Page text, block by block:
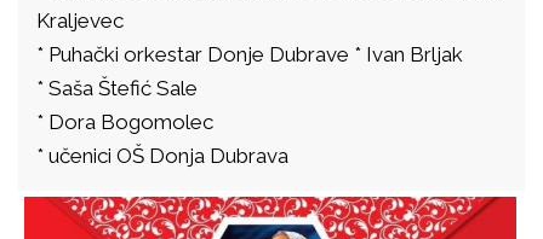
Kraljevec
* Puhački orkestar Donje Dubrave * Ivan Brljak
* Saša Štefić Sale
* Dora Bogomolec
* učenici OŠ Donja Dubrava